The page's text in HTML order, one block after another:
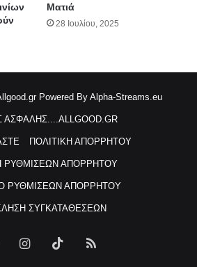
Ματιά
28 Ιουλίου, 2025
Powered By Alpha-Streams.eu
ΑΣΦΑΛΗΣ....ALLGOOD.GR
ΠΟΛΙΤΙΚΗ ΑΠΟΡΡΗΤΟΥ
ΡΥΘΜΙΣΕΩΝ ΑΠΟΡΡΗΤΟΥ
ΡΥΘΜΙΣΕΩΝ ΑΠΟΡΡΗΤΟΥ
ΣΥΓΚΑΤΑΘΕΣΕΩΝ
FacebookInstagramTikTok